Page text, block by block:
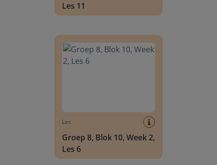
Les 11
Les
Groep 8, Blok 10, Week 2,
Les 6